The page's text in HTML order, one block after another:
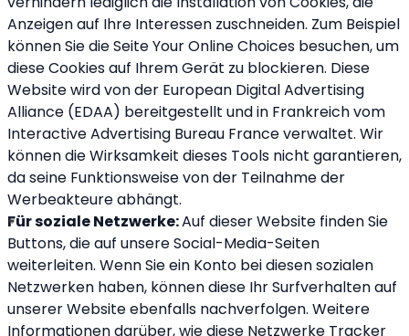
Anzeigen auf Ihre Interessen zuschneiden. Zum Beispiel
können Sie die Seite Your Online Choices besuchen, um
diese Cookies auf Ihrem Gerät zu blockieren. Diese
Website wird von der European Digital Advertising
Alliance (EDAA) bereitgestellt und in Frankreich vom
Interactive Advertising Bureau France verwaltet. Wir
können die Wirksamkeit dieses Tools nicht garantieren,
da seine Funktionsweise von der Teilnahme der
Werbeakteure abhängt.
Für soziale Netzwerke:Auf dieser Website finden Sie
Buttons, die auf unsere Social-Media-Seiten
weiterleiten. Wenn Sie ein Konto bei diesen sozialen
Netzwerken haben, können diese Ihr Surfverhalten auf
unserer Website ebenfalls nachverfolgen. Weitere
Informationen darüber, wie diese Netzwerke Tracker